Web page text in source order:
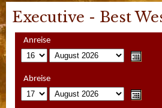
Executive - Best
Anreise
Abreise